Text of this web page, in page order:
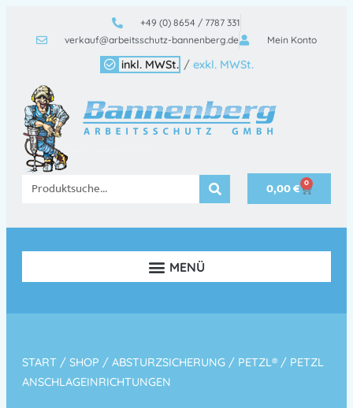
+49 (0) 8654 / 7787 331
verkauf@arbeitsschutz-bannenberg.de
Mein Konto
inkl. MWSt. / exkl. MWSt.
0,00€ 0
START / SHOP / ABSTURZSICHERUNG / PETZL® / PETZL
ANSCHLAGEINRICHTUNGEN